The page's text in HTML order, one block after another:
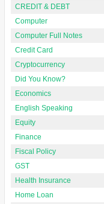
CREDIT & DEBT
Computer
Computer Full Notes
Credit Card
Cryptocurrency
Did You Know?
Economics
English Speaking
Equity
Finance
Fiscal Policy
GST
Health Insurance
Home Loan